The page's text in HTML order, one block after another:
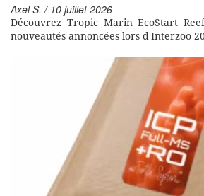
Axel S. / 10 juillet 2026
Découvrez Tropic Marin EcoStart
nouveautés annoncées lors d'Interzoo